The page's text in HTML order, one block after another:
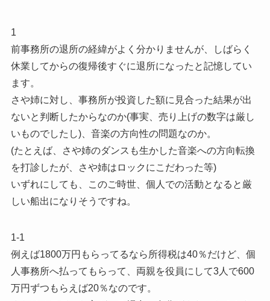
1
前事務所の退所の経緯がよく分かりませんが、しばらく
休業してからの復帰後すぐに退所になったと記憶してい
ます。
さや姉に対し、事務所が投資した額に見合った結果が出
ないと判断したからなのか(事実、売り上げの数字は厳し
いものでしたし)、音楽の方向性の問題なのか。
(たとえば、さや姉のダンスも生かした音楽への方向転換
を打診したが、さや姉はロックにこだわった等)
いずれにしても、このご時世、個人での活動となると厳
しい船出になりそうですね。
1-1
例えば1800万円もらってるなら所得税は40％だけど、個
人事務所へ払ってもらって、両親を役員にして3人で600
万円ずつもらえば20％なのです。